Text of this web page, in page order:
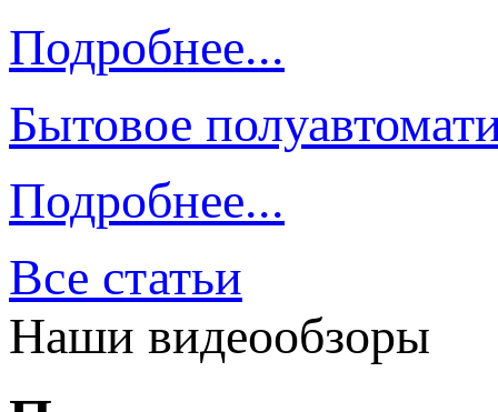
Подробнее...
Бытовое
Подробнее...
Все статьи
Наши видеообзоры